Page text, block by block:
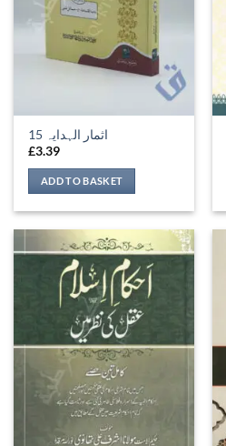
اثمار الہدایہ 15
£3.39
ADD TO BASKET